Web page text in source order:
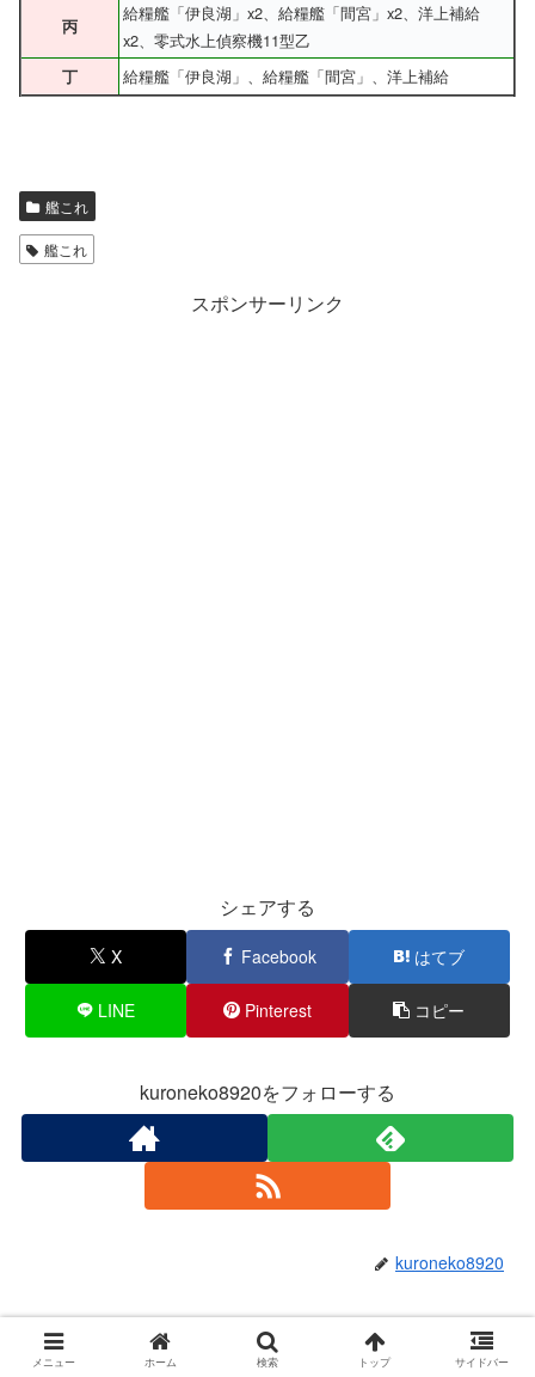
丙
給糧艦「伊良湖」x2、給糧艦「間宮」x2、洋上補給
x2、零式水上偵察機11型乙
丁 給糧艦「伊良湖」、給糧艦「間宮」、洋上補給
艦これ
艦これ
スポンサーリンク
シェアする
X Facebook はてブ
LINE Pinterest コピー
kuroneko8920をフォローする
kuroneko8920
関連記事
メニュー ホーム 検索 トップ サイドバー